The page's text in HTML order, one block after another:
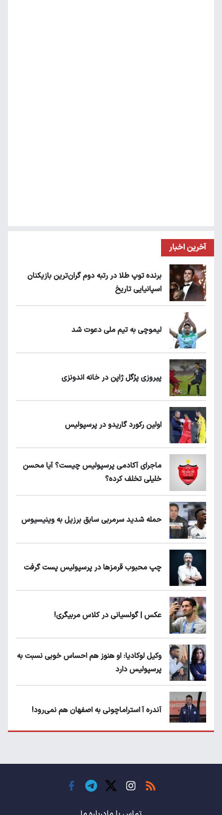
آخرین اخبار
برنده توپ طلا در رتبه دوم گران‌ترین بازیکنان
اسپانیایی تاریخ
لیموچی به تیم ملی دعوت شد
پیروزی پرُگل ژاپن در خانه اندونزی
اولین رکورد گاریدو در پرسپولیس
ماجرای آکادمی پرسپولیس چیست؟ آیا محسن
خلیلی تخلف کرده؟
حمله شدید سرمربی سابق برزیل به وینیسیوس
چپ محبوب قرمزها در پرسپولیس پست گرفت
عکس | گولسیانی در کلاس مربیگری!
وکیل لوکادیا: او هنوز هم احساس خوبی نسبت به
پرسپولیس دارد
آندره آ استراماچونی به اصفهان هم نمی‌رود!
حسن روی هوا!
باشگاه های جهان